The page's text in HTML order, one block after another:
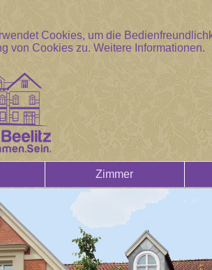
Cookies, um die
von Cookies zu.Weitere Informationen.
Zimmer